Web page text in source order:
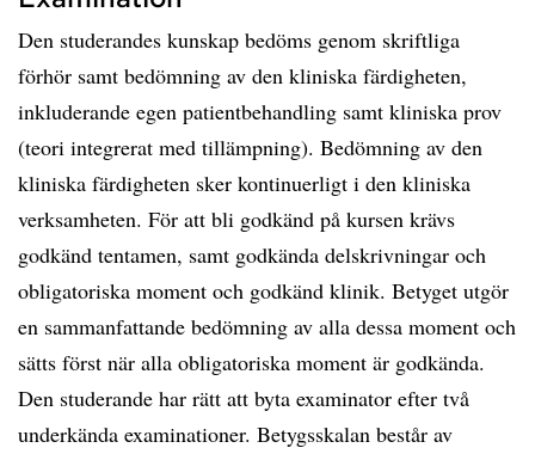
Den studerandes kunskap bedöms genom skriftliga
förhör samt bedömning av den kliniska färdigheten,
inkluderande egen patientbehandling samt kliniska prov
(teori integrerat med tillämpning). Bedömning av den
kliniska färdigheten sker kontinuerligt i den kliniska
verksamheten. För att bli godkänd på kursen krävs
godkänd tentamen, samt godkända delskrivningar och
obligatoriska moment och godkänd klinik. Betyget utgör
en sammanfattande bedömning av alla dessa moment och
sätts först när alla obligatoriska moment är godkända.
Den studerande har rätt att byta examinator efter två
underkända examinationer. Betygsskalan består av